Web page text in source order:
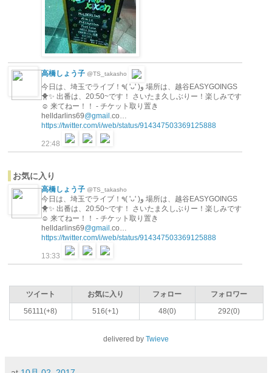
高橋しょう子 @TS_takasho
今日は、埼玉でライブ！٩( 'ᴗ' )و 場所は、越谷EASYGOINGS
🐥✨ 出番は、20:50~です！ さいたま久しぶりー！楽しみです
☺️ 来てねー！！ - チケット取り置き
helldarlins69@gmail .co…
https://twitter.com/i/web/status/914347503369125888
22:48
お気に入り
高橋しょう子 @TS_takasho
今日は、埼玉でライブ！٩( 'ᴗ' )و 場所は、越谷EASYGOINGS
🐥✨ 出番は、20:50~です！ さいたま久しぶりー！楽しみです
☺️ 来てねー！！ - チケット取り置き
helldarlins69@gmail .co…
https://twitter.com/i/web/status/914347503369125888
13:33
ツイート お気に入り フォロー
フォロワー
56111(+8)
516(+1) 48(0) 292(0)
delivered by Twieve